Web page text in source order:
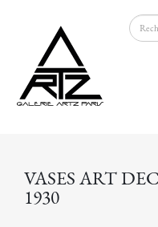
VASES ART
1930